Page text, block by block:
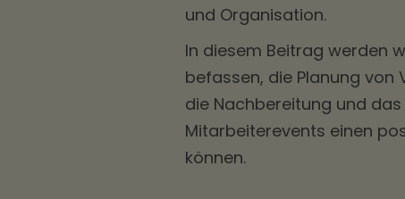
und Organisation.
In diesem Beitrag werden
befassen, die Planung
die Nachbereitung und
Mitarbeiterevents einen
können.